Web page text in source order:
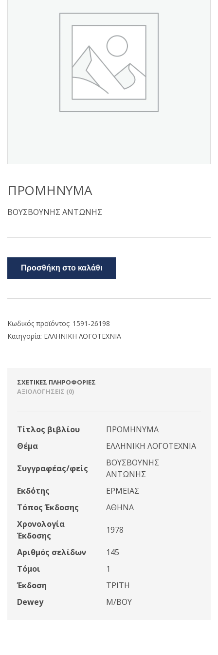
ΠΡΟΜΗΝΥΜΑ
ΒΟΥΣΒΟΥΝΗΣ ΑΝΤΩΝΗΣ
Προσθήκη στο καλάθι
Κωδικός προϊόντος: 1591-26198
Κατηγορία: ΕΛΛΗΝΙΚΗ ΛΟΓΟΤΕΧΝΙΑ
ΣΧΕΤΙΚΈΣ ΠΛΗΡΟΦΟΡΊΕΣ
ΑΞΙΟΛΟΓΉΣΕΙΣ (0)
Τίτλος βιβλίου
ΠΡΟΜΗΝΥΜΑ
Θέμα
ΕΛΛΗΝΙΚΗ ΛΟΓΟΤΕΧΝΙΑ
Συγγραφέας/φείς
ΒΟΥΣΒΟΥΝΗΣ
ΑΝΤΩΝΗΣ
Εκδότης
ΕΡΜΕΙΑΣ
Τόπος Έκδοσης
ΑΘΗΝΑ
Χρονολογία
Έκδοσης
1978
Αριθμός σελίδων
145
Τόμοι
1
Έκδοση
ΤΡΙΤΗ
Dewey
Μ/ΒΟΥ